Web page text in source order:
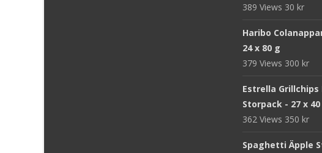
389 Views 30 kr
Haribo
24 x 80 g
379 Views 300 kr
Estrella Grillchips
Storpack - 27 x
362 Views 350 kr
Spaghetti Äpple